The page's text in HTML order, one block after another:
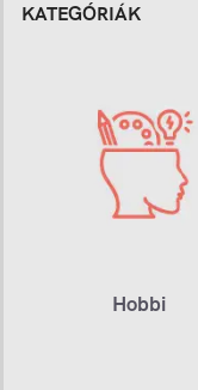
KATEGÓRIÁK
Hobbi